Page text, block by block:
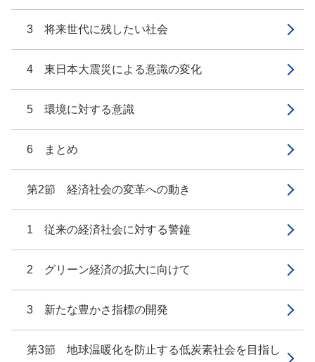
3 将来世代に残したい社会
4 東日本大震災による意識の変化
5 環境に対する意識
6 まとめ
第2節 経済社会の変革への動き
1 従来の経済社会に対する警鐘
2 グリーン経済の拡大に向けて
3 新たな豊かさ指標の開発
第3節 地球温暖化を防止する低炭素社会を目指し